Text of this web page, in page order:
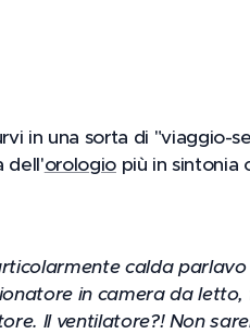
in una sorta di "viaggio-
dell'orologiopiù in sintonia
calda
in camera da
Il ventilatore?! Non